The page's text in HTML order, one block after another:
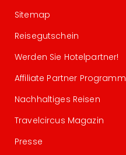
Sitemap
Reisegutschein
Werden Sie Hotelpartner!
Affiliate Partner Programm
Nachhaltiges Reisen
Travelcircus Magazin
Presse